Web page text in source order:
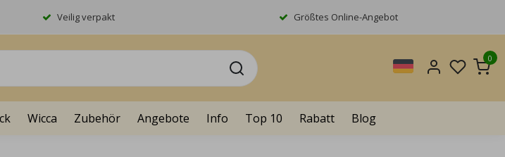
Veilig verpakt Größtes Online-Angebot
0
Wicca Zubehör Angebote Info Top 10 Rabatt Blog